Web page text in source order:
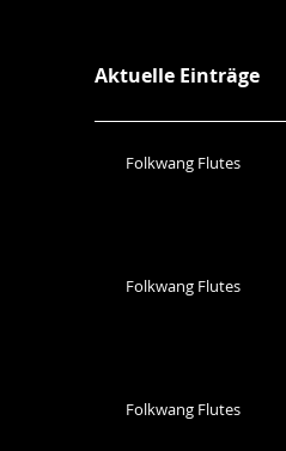
Aktuelle Einträge
Folkwang Flutes
Folkwang Flutes
Folkwang Flutes